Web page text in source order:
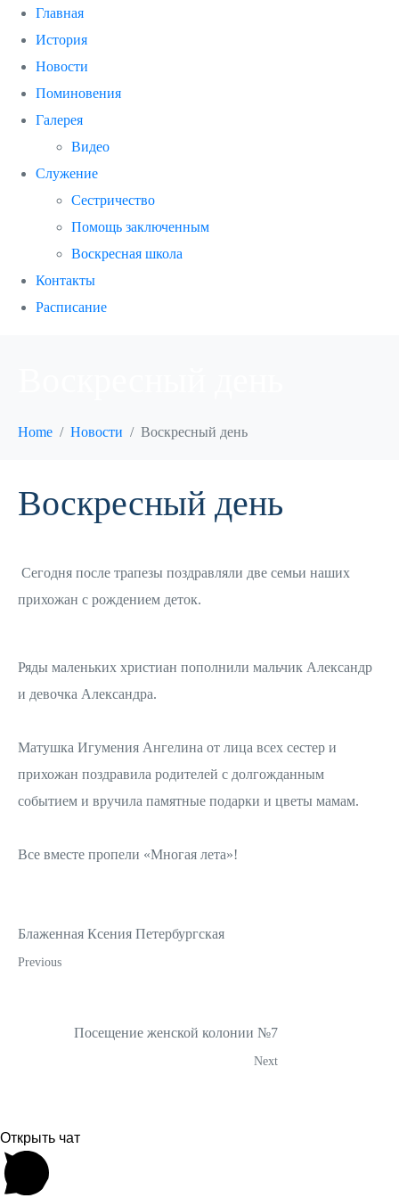
Главная
История
Новости
Поминовения
Галерея
Видео
Служение
Сестричество
Помощь заключенным
Воскресная школа
Контакты
Расписание
Home Новости Воскресный день
Воскресный день
Сегодня после трапезы поздравляли две семьи наших
прихожан с рождением деток.
Ряды маленьких христиан пополнили мальчик Александр
и девочка Александра.
Матушка Игумения Ангелина от лица всех сестер и
прихожан поздравила родителей с долгожданным
событием и вручила памятные подарки и цветы мамам.
Все вместе пропели «Многая лета»!
Блаженная Ксения Петербургская
Previous
Посещение женской колонии №7
Next
Открыть чат